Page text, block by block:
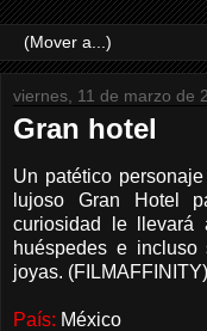
viernes, 11 de marzo de
Gran hotel
Un patético
lujoso Gran Hotel
curiosidad le
huéspedes e
joyas. (FILMAFFINITY)
País: México